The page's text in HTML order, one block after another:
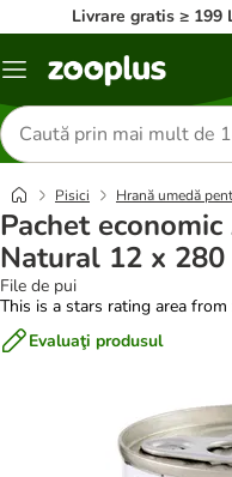
Livrare gratis ≥ 199
Categorii
Căutare
produse
Pisici Hrană umedă
Pachet
Natural 12 x 280
File de pui
This is a stars rating area
Evaluaţi produsul